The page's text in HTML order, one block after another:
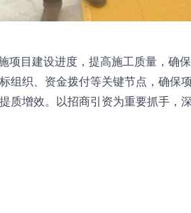
项目建设进度，提高施工质量，确
组织、资金拨付等关键节点，确
质增效。以招商引资为重要抓手，